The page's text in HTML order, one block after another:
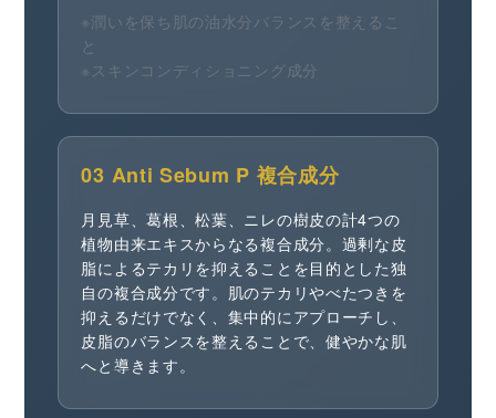
※潤いを保ち肌の油水分バランスを整えるこ
と
※スキンコンディショニング成分
03 Anti Sebum P 複合成分
月見草、葛根、松葉、ニレの樹皮の計4つの
植物由来エキスからなる複合成分。過剰な皮
脂によるテカリを抑えることを目的とした独
自の複合成分です。肌のテカリやべたつきを
抑えるだけでなく、集中的にアプローチし、
皮脂のバランスを整えることで、健やかな肌
へと導きます。